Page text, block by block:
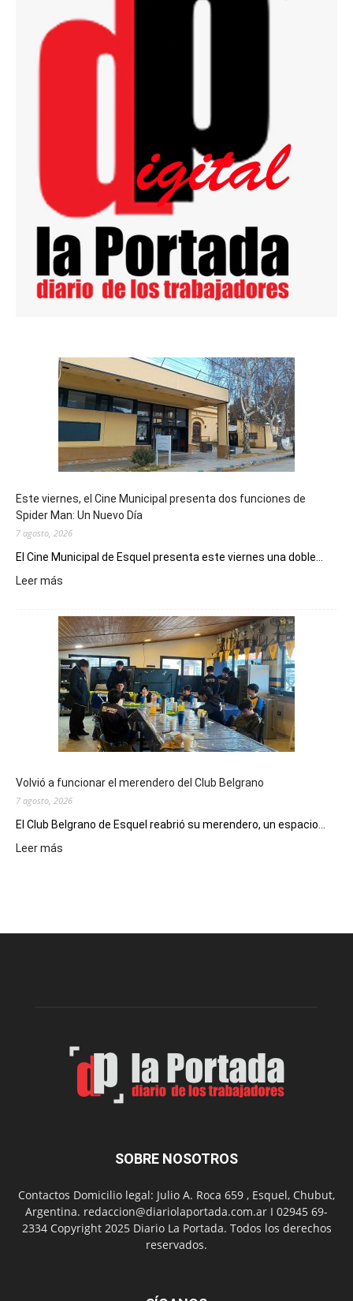
Este viernes, el Cine Municipal presenta dos funciones de
Spider Man: Un Nuevo Día
7 agosto, 2026
El Cine Municipal de Esquel presenta este viernes una doble...
Leer más
viernes,
el
Cine
Municipal
presenta
dos
funciones
de
Spider
Un
Nuevo
Volvió a funcionar el merendero del Club Belgrano
7 agosto, 2026
El Club Belgrano de Esquel reabrió su merendero, un espacio...
Leer más
merendero
SOBRE NOSOTROS
Contactos Domicilio legal: Julio A. Roca 659 , Esquel, Chubut,
Argentina. redaccion@diariolaportada.com.ar I 02945 69-
2334 Copyright 2025 Diario La Portada. Todos los derechos
reservados.